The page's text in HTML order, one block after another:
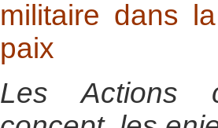
militaire dans
paix
Les Actions